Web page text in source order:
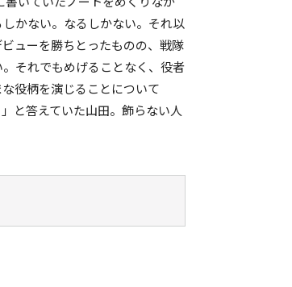
かない。なるしかない。それ以
ューを勝ちとったものの、戦隊
それでもめげることなく、役者
役柄を演じることについて
と答えていた山田。飾らない人